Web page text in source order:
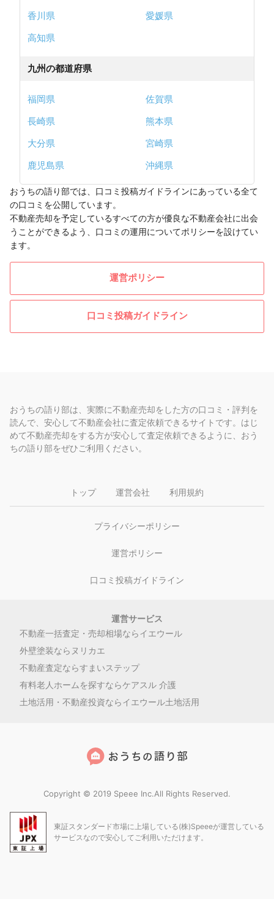
香川県
愛媛県
高知県
九州の都道府県
福岡県
佐賀県
長崎県
熊本県
大分県
宮崎県
鹿児島県
沖縄県
おうちの語り部では、口コミ投稿ガイドラインにあっている全て
の口コミを公開しています。
不動産売却を予定しているすべての方が優良な不動産会社に出会
うことができるよう、口コミの運用についてポリシーを設けてい
ます。
運営ポリシー
口コミ投稿ガイドライン
おうちの語り部は、実際に不動産売却をした方の口コミ・評判を
読んで、安心して不動産会社に査定依頼できるサイトです。はじ
めて不動産売却をする方が安心して査定依頼できるように、おう
ちの語り部をぜひご利用ください。
トップ 運営会社 利用規約
プライバシーポリシー
運営ポリシー
口コミ投稿ガイドライン
運営サービス
不動産一括査定・売却相場ならイエウール
外壁塗装ならヌリカエ
不動産査定ならすまいステップ
有料老人ホームを探すならケアスル 介護
土地活用・不動産投資ならイエウール土地活用
Copyright © 2019 Speee Inc.All Rights Reserved.
東証スタンダード市場に上場している(株)Speeeが運営している
サービスなので安心してご利用いただけます。